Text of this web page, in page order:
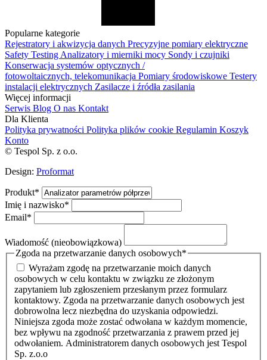
Popularne kategorie
Rejestratory i akwizycja danych Precyzyjne pomiary elektryczne
Safety Testing Analizatory i mierniki mocy Sondy i czujniki
Konserwacja systemów optycznych /
fotowoltaicznych, telekomunikacja Pomiary środowiskowe Testery
instalacji elektrycznych Zasilacze i źródła zasilania
Więcej informacji
Serwis Blog O nas Kontakt
Dla Klienta
Polityka prywatności Polityka plików cookie Regulamin Koszyk
Konto
© Tespol Sp. z o.o.
Design: Proformat
Produkt*
Imię i nazwisko*
Email*
Wiadomość (nieobowiązkowa)
Zgoda na przetwarzanie danych osobowych*
Wyrażam zgodę na przetwarzanie moich danych
osobowych w celu kontaktu w związku ze złożonym
zapytaniem lub zgłoszeniem przesłanym przez formularz
kontaktowy. Zgoda na przetwarzanie danych osobowych jest
dobrowolna lecz niezbędna do uzyskania odpowiedzi.
Niniejsza zgoda może zostać odwołana w każdym momencie,
bez wpływu na zgodność przetwarzania z prawem przed jej
odwołaniem. Administratorem danych osobowych jest Tespol
Sp. z.o.o